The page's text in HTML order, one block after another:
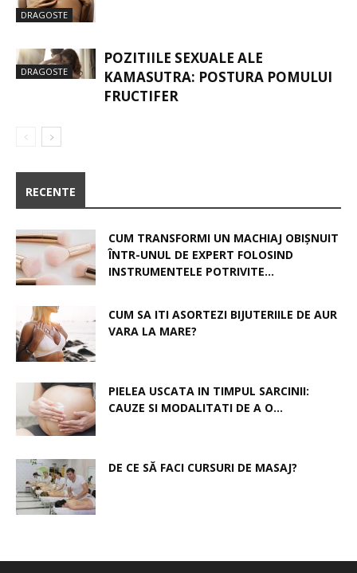
DRAGOSTE
DRAGOSTE
POZITIILE SEXUALE ALE
KAMASUTRA: POSTURA POMULUI
FRUCTIFER
RECENTE
CUM TRANSFORMI UN MACHIAJ OBIȘNUIT
ÎNTR-UNUL DE EXPERT FOLOSIND
INSTRUMENTELE POTRIVITE...
CUM SA ITI ASORTEZI BIJUTERIILE DE AUR
VARA LA MARE?
PIELEA USCATA IN TIMPUL SARCINII:
CAUZE SI MODALITATI DE A O...
DE CE SĂ FACI CURSURI DE MASAJ?